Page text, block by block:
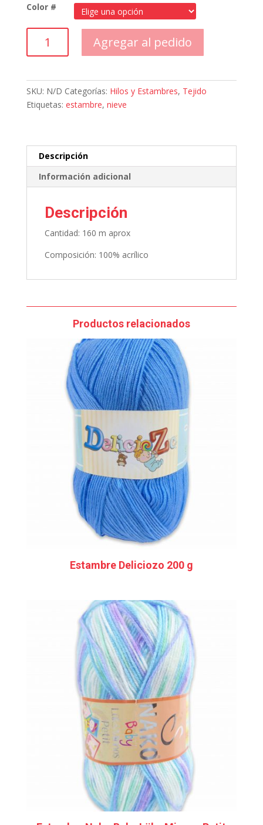
Color #
g
cantidad
Agregar al pedido
SKU: N/D Categorías: Hilos y Estambres, Tejido
Etiquetas: estambre, nieve
Descripción
Información adicional
Descripción
Cantidad: 160 m aprox
Composición: 100% acrílico
Productos relacionados
Estambre Deliciozo 200 g